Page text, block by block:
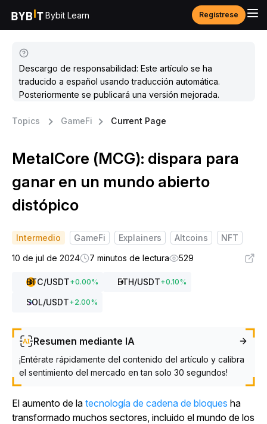
Bybit Learn Regístrese
Descargo de responsabilidad: Este artículo se ha
traducido a español usando traducción automática.
Posteriormente se publicará una versión mejorada.
Topics GameFi Current Page
MetalCore (MCG): dispara para
ganar en un mundo abierto
distópico
Intermedio GameFi Explainers Altcoins
NFT
10 de jul de 2024
7 minutos de lectura 529
BTC/USDT+0.00% ETH/USDT+0.10%
SOL/USDT+2.00%
Resumen mediante IA
¡Entérate rápidamente del contenido del artículo y calibra
el sentimiento del mercado en tan solo 30 segundos!
El aumento de la tecnología de cadena de bloques ha
transformado muchos sectores, incluido el mundo de los